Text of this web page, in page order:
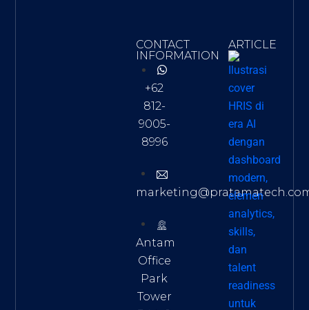
CONTACT
INFORMATION
+62
812-
9005-
8996
Antam
Office
Park
Tower
ARTICLE